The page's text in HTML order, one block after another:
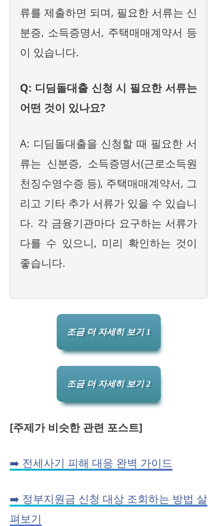
류를 제출하면 되며, 필요한 서류는 신
분증, 소득증명서, 주택매매계약서 등
이 있습니다.
Q: 디딤돌대출 신청 시 필요한 서류는
어떤 것이 있나요?
A: 디딤돌대출을 신청할 때 필요한 서
류는 신분증, 소득증명서(근로소득원
천징수영수증 등), 주택매매계약서, 그
리고 기타 추가 서류가 있을 수 있습니
다. 각 금융기관마다 요구하는 서류가
다를 수 있으니, 미리 확인하는 것이
좋습니다.
조금 더 자세히 보기 1
조금 더 자세히 보기 2
[주제가 비슷한 관련 포스트]
➡️ 전세사기 피해 대응 완벽 가이드
➡️ 정부지원금 신청 대상 조회하는 방법 살
펴보기